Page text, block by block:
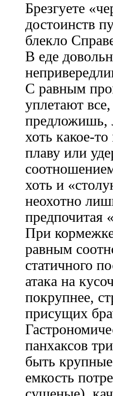
Брезгуете
достоинств
блекло
В еде
С равным
уплетают
хоть какое-
плаву или
хоть и
неохотно
предпочитая
При
равным
статичного
атака на
покрупнее,
присущих
панхаксов
быть
емкость